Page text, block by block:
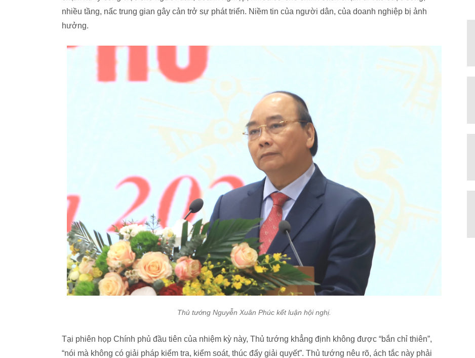
nhiều tầng, nấc trung gian gây cản trở sự phát triển. Niềm tin của người dân, của doanh nghiệp bị ảnh
hưởng.
Thủ tướng Nguyễn Xuân Phúc kết luận hội nghị.
Tại phiên họp Chính phủ đầu tiên của nhiệm kỳ này, Thủ tướng khẳng định không được “bắn chỉ thiên”,
“nói mà không có giải pháp kiểm tra, kiểm soát, thúc đẩy giải quyết”. Thủ tướng nêu rõ, ách tắc này phải